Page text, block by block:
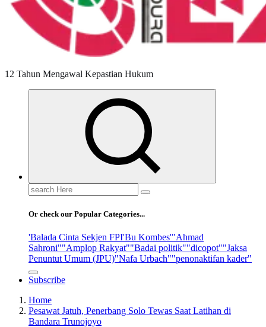
12 Tahun Mengawal Kepastian Hukum
Search
for:
Or check our Popular Categories...
'Balada Cinta Sekjen FPI'Bu Kombes'"Ahmad
Sahroni""Amplop Rakyat""Badai politik""dicopot""Jaksa
Penuntut Umum (JPU)"Nafa Urbach""penonaktifan kader"
Subscribe
Home
Pesawat Jatuh, Penerbang Solo Tewas Saat Latihan di
Bandara Trunojoyo